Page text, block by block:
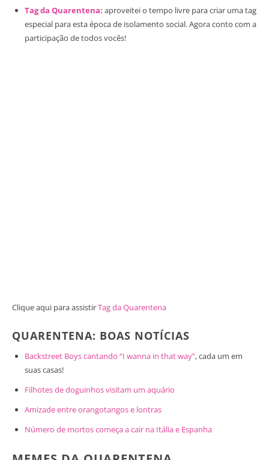
Tag da Quarentena: aproveitei o tempo livre para criar uma tag
especial para esta época de isolamento social. Agora conto com a
participação de todos vocês!
Clique aqui para assistirTag da Quarentena
QUARENTENA: BOAS NOTÍCIAS
Backstreet Boys cantando “I wanna in that way”, cada um em
suas casas!
Filhotes de doguinhos visitam um aquário
Amizade entre orangotangos e lontras
Número de mortos começa a cair na Itália e Espanha